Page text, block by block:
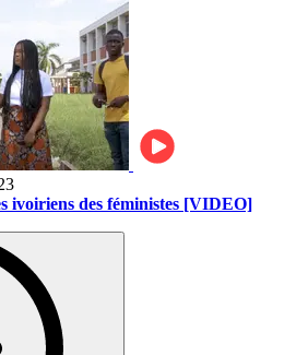
ivoiriens des féministes [VIDEO]